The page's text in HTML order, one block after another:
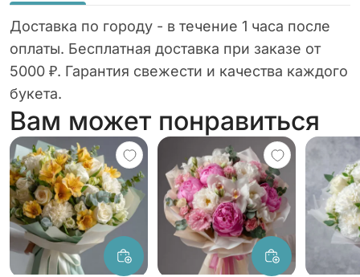
Доставка по городу - в течение 1 часа после
оплаты. Бесплатная доставка при заказе от
5000 ₽. Гарантия свежести и качества каждого
букета.
Вам может понравиться